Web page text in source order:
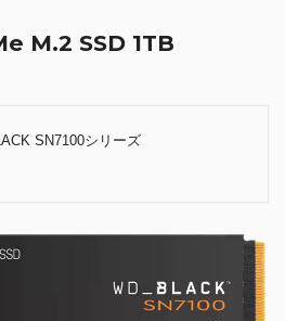
M.2 SSD 1TB
SN7100シリーズ